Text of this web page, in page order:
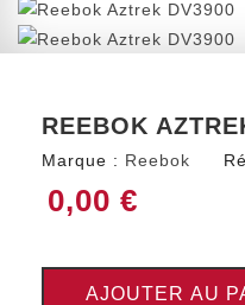
REEBOK
Marque : Reebok
0,00 €
AJOUTER AU